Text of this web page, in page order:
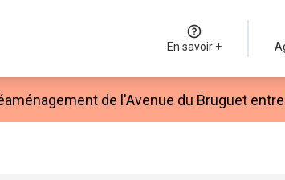
En savoir +
de l'Avenue du Bruguet